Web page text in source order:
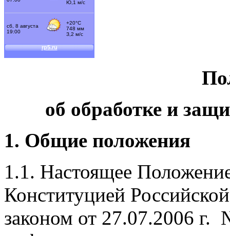
об обработке и
1. Общие положения
1.1. Настоящее
Конституцией
законом от 27.07.2006